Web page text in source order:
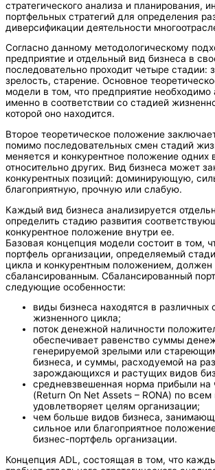
стратегического анализа и планирования,
портфельных стратегий для определения
диверсификации деятельности
Согласно данному методологическому
предприятие и отдельный вид бизнеса в
последовательно проходит четыре стадии:
зрелость, старение. Основное
модели в том, что предприятие необходимо
именно в соответствии со стадией
которой оно находится.
Второе теоретическое положение
помимо последовательных смен стадий
меняется и конкурентное положение одних
относительно других. Вид бизнеса может
конкурентных позиций: доминирующую,
благоприятную, прочную или слабую.
Каждый вид бизнеса анализируется
определить стадию развития
конкурентное положение внутри ее.
Базовая концепция модели состоит в том,
портфель организации, определяемый
цикла и конкурентным положением, должен
сбалансированным. Сбалансированный
следующие особенности:
виды бизнеса находятся в различных
жизненного цикла;
поток денежной наличности
обеспечивает равенство суммы
генерируемой зрелыми или
бизнеса, и суммы, расходуемой на
зарождающихся и растущих видов
средневзвешенная норма прибыли на
(Return On Net Assets – RONA) по
удовлетворяет целям организации;
чем больше видов бизнеса,
сильное или благоприятное
бизнес-портфель организации.
Концепция ADL, состоящая в том, что